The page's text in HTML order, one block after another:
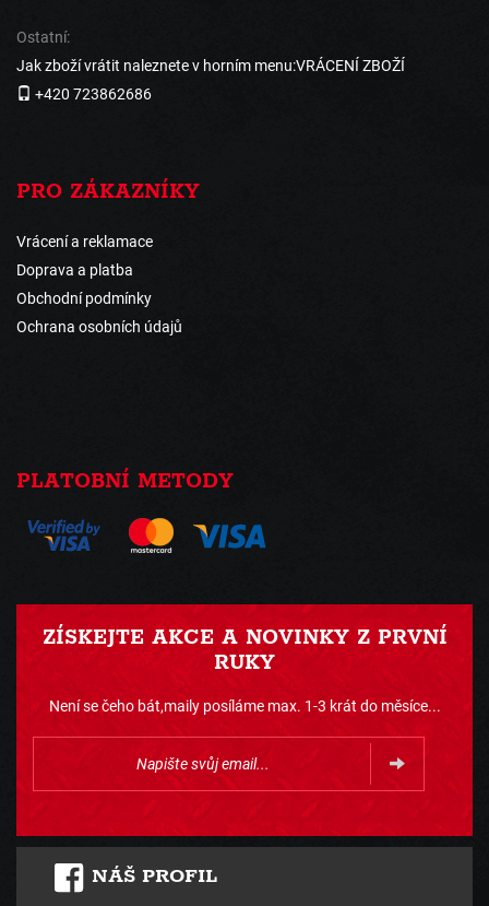
Ostatní:
Jak zboží vrátit naleznete v horním menu:VRÁCENÍ ZBOŽÍ
+420 723862686
PRO ZÁKAZNÍKY
Vrácení a reklamace
Doprava a platba
Obchodní podmínky
Ochrana osobních údajů
PLATOBNÍ METODY
ZÍSKEJTE AKCE A NOVINKY Z PRVNÍ
RUKY
Není se čeho bát,maily posíláme max. 1-3 krát do měsíce...
NÁŠ PROFIL